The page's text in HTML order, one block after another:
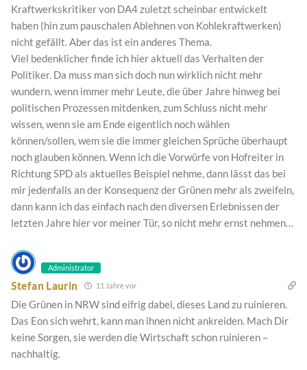
Kraftwerkskritiker von DA4 zuletzt scheinbar entwickelt
haben (hin zum pauschalen Ablehnen von Kohlekraftwerken)
nicht gefällt. Aber das ist ein anderes Thema.
Viel bedenklicher finde ich hier aktuell das Verhalten der
Politiker. Da muss man sich doch nun wirklich nicht mehr
wundern, wenn immer mehr Leute, die über Jahre hinweg bei
politischen Prozessen mitdenken, zum Schluss nicht mehr
wissen, wenn sie am Ende eigentlich noch wählen
können/sollen, wem sie die immer gleichen Sprüche überhaupt
noch glauben können. Wenn ich die Vorwürfe von Hofreiter in
Richtung SPD als aktuelles Beispiel nehme, dann lässt das bei
mir jedenfalls an der Konsequenz der Grünen mehr als zweifeln,
dann kann ich das einfach nach den diversen Erlebnissen der
letzten Jahre hier vor meiner Tür, so nicht mehr ernst nehmen…
Administrator
Stefan Laurin 11 Jahre vor
Die Grünen in NRW sind eifrig dabei, dieses Land zu ruinieren.
Das Eon sich wehrt, kann man ihnen nicht ankreiden. Mach Dir
keine Sorgen, sie werden die Wirtschaft schon ruinieren –
nachhaltig.